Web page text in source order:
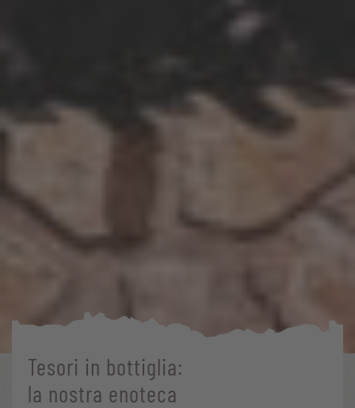
Tesori in bottiglia:
la nostra enoteca